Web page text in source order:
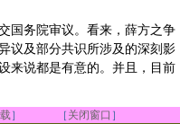
务院审议。看来，薛方之争
议及部分共识所涉及的深刻影
来说都是有意的。并且，目前
］ ［ 关闭窗口 ］